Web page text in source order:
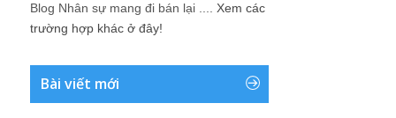
Blog Nhân sự mang đi bán lại .... Xem các
trường hợp khác ở đây!
Bài viết mới